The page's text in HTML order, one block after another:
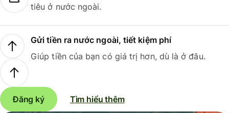
tiêu ở nước ngoài.
Gửi tiền ra nước ngoài, tiết kiệm phí
Giúp tiền của bạn có giá trị hơn, dù là ở đâu.
Đăng ký Tìm hiểu thêm